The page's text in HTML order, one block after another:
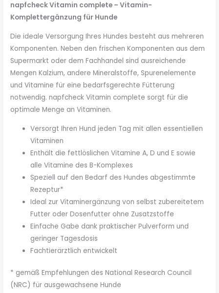
napfcheck Vitamin complete – Vitamin-
Komplettergänzung für Hunde
Die ideale Versorgung Ihres Hundes besteht aus mehreren
Komponenten. Neben den frischen Komponenten aus dem
Supermarkt oder dem Fachhandel sind ausreichende
Mengen Kalzium, andere Mineralstoffe, Spurenelemente
und Vitamine für eine bedarfsgerechte Fütterung
notwendig. napfcheck Vitamin complete sorgt für die
optimale Menge an Vitaminen.
Versorgt Ihren Hund jeden Tag mit allen essentiellen
Vitaminen
Enthält die fettlöslichen Vitamine A, D und E sowie
alle Vitamine des B-Komplexes
Speziell auf den Bedarf des Hundes abgestimmte
Rezeptur*
Ideal zur Vitaminergänzung von selbst zubereitetem
Futter oder Dosenfutter ohne Zusatzstoffe
Einfache Gabe dank praktischer Pulverform und
geringer Tagesdosis
Fachtierärztlich entwickelt
* gemäß Empfehlungen des National Research Council
(NRC) für ausgewachsene Hunde